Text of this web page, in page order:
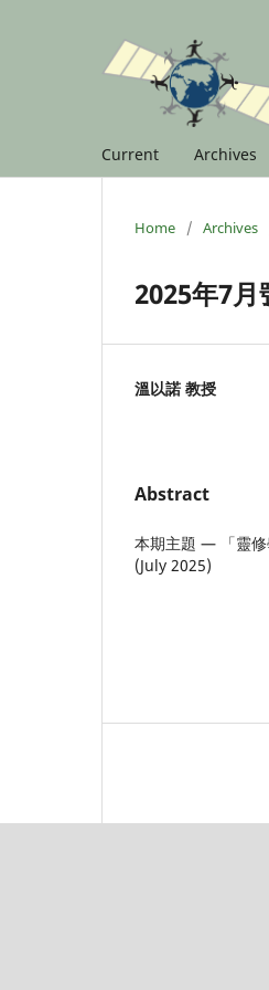
Current Archives
Home / Archives
2025年7
溫以諾 教授
Abstract
本期主題 — 「靈
(July 2025)